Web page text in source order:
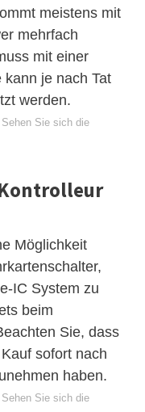
meistens mit
mehrfach
mit einer
je nach Tat
werden.
Sehen Sie sich die
Möglichkeit
IC System zu
beim
Sie, dass
sofort nach
haben.
Sehen Sie sich die